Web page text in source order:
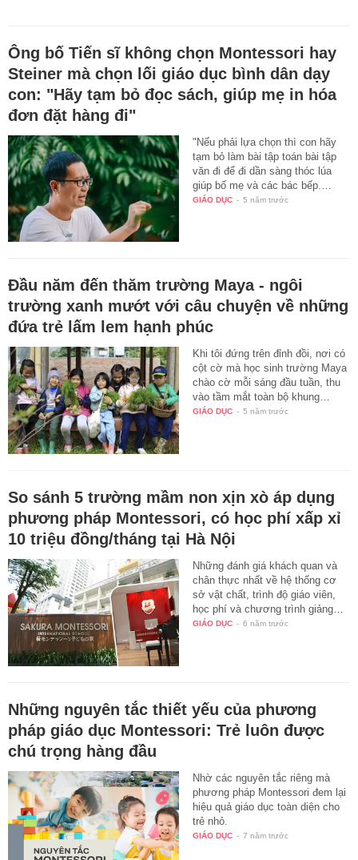
Ông bố Tiến sĩ không chọn Montessori hay
Steiner mà chọn lối giáo dục bình dân dạy
con: "Hãy tạm bỏ đọc sách, giúp mẹ in hóa
đơn đặt hàng đi"
"Nếu phải lựa chọn thì con hãy
tạm bỏ làm bài tập toán bài tập
văn đi để đi dần sàng thóc lúa
giúp bố mẹ và các bác bếp.…
GIÁO DỤC - 5 năm trước
Đầu năm đến thăm trường Maya - ngôi
trường xanh mướt với câu chuyện về những
đứa trẻ lấm lem hạnh phúc
Khi tôi đứng trên đỉnh đồi, nơi có
cột cờ mà học sinh trường Maya
chào cờ mỗi sáng đầu tuần, thu
vào tầm mắt toàn bộ khung…
GIÁO DỤC - 5 năm trước
So sánh 5 trường mầm non xịn xò áp dụng
phương pháp Montessori, có học phí xấp xỉ
10 triệu đồng/tháng tại Hà Nội
Những đánh giá khách quan và
chân thực nhất về hệ thống cơ
sở vật chất, trình độ giáo viên,
học phí và chương trình giảng…
GIÁO DỤC - 6 năm trước
Những nguyên tắc thiết yếu của phương
pháp giáo dục Montessori: Trẻ luôn được
chú trọng hàng đầu
Nhờ các nguyên tắc riêng mà
phương pháp Montessori đem lại
hiệu quả giáo dục toàn diện cho
trẻ nhỏ.
GIÁO DỤC - 7 năm trước